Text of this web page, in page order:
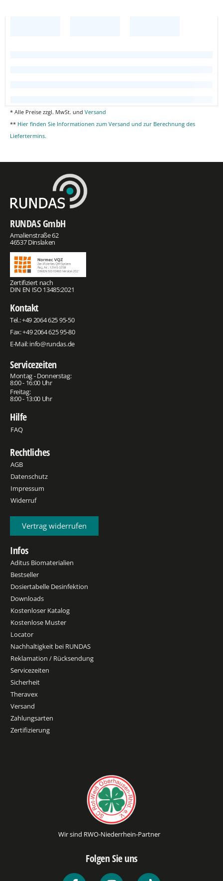
* Alle Preise zzgl. MwSt. und Versand
** Hier finden Sie Informationen zum Versand und zur Berechnung des
Liefertermins.
RUNDAS GmbH
Amalienstraße 62
46537 Dinslaken
Zertifiziert nach
DIN EN ISO 13485:2021
Kontakt
Tel.:+49 2064 625 95-50
Fax: +49 2064 625 95-80
E-Mail:info@rundas.de
Servicezeiten
Montag - Donnerstag:
8:00 - 16:00 Uhr
Freitag:
8:00 - 13:00 Uhr
Hilfe
FAQ
Rechtliches
AGB
Datenschutz
Impressum
Widerruf
Vertrag widerrufen
Infos
Aditus Biomaterialien
Bestseller
Dosiertabelle Desinfektion
Downloads
Kostenloser Katalog
Kostenlose Muster
Locator
Nachhaltigkeit bei RUNDAS
Reklamation / Rücksendung
Servicezeiten
Sicherheit
Theravex
Versand
Zahlungsarten
Zertifizierung
Wir sind RWO-Niederrhein-Partner
Folgen Sie uns